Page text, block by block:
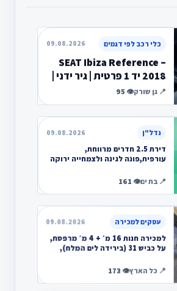
כלי רכב לפי דגמים 09.08.2026
SEAT Ibiza Reference –
2018 יד 1 פרטית | גיר ידני |
מנוע 1.0 | 95 כ”ס 152,400
ק”מ …
📍 גן שורק👁️ 95
📣
שבוע שלם של חשיפה בדף הבית – בלי שמודעות אחרות יחליפו אותך.
49 ₪ לשבוע
תפוס את זה
נדל"ן 09.08.2026
דירת 2.5 חדרים מרווחת,
עורפית,פונה לגינה ולצמחייה ירוקה
📍 בת ים👁️ 161
📣
בדף הבית – בלי שמודעות אחרות יחליפו אותך.
49 ₪ לשבוע
עסקים למכירה 09.08.2026
למכירה חנות 16 מ׳ + 4 מ׳ מרפסת,
על כביש 31 (בירידה לים המלח),
📍 כל הארץ👁️ 173
📣
בדף הבית – בלי שמודעות אחרות יחליפו אותך.
49 ₪ לשבוע